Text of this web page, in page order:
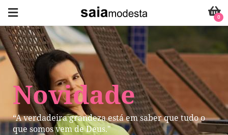
Novidade
“A verdadeira grandeza está em saber que tudo o
que somos vem de Deus."
0